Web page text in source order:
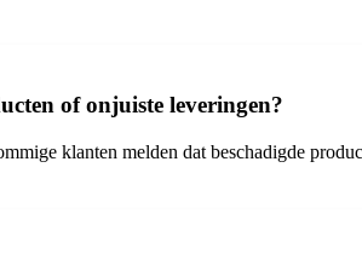
of onjuiste leveringen?
klanten melden dat beschadigde